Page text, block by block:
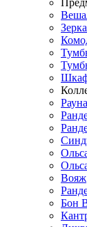
Вояж
Бон